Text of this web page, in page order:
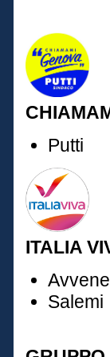
Putti
ITALIA
Salemi